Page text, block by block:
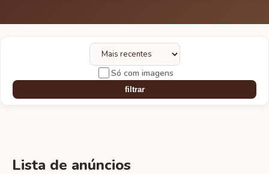
Só com imagens
filtrar
Lista de anúncios